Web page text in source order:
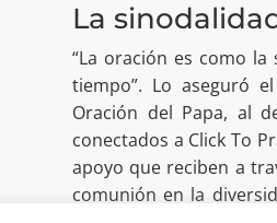
La
“La oración es como
tiempo”. Lo aseguró
Oración del Papa, al
conectados a Click To
apoyo que reciben a
comunión en la